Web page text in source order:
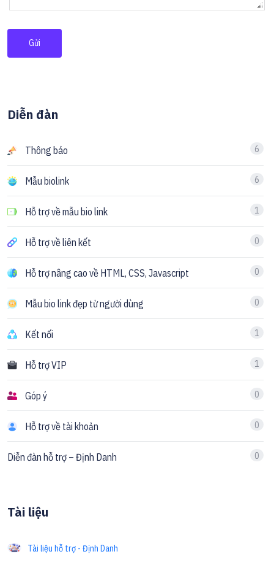
Gửi
Diễn đàn
Thông báo 6
Mẫu biolink 6
Hỗ trợ về mẫu bio link 1
Hỗ trợ về liên kết 0
Hỗ trợ nâng cao về HTML, CSS, Javascript 0
Mẫu bio link đẹp từ người dùng 0
Kết nối 1
Hỗ trợ VIP 1
Góp ý 0
Hỗ trợ về tài khoản 0
Diễn đàn hỗ trợ – Định Danh 0
Tài liệu
Tài liệu hỗ trợ - Định Danh